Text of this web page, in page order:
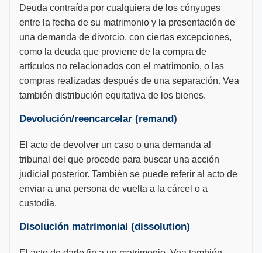
Deuda contraída por cualquiera de los cónyuges
entre la fecha de su matrimonio y la presentación de
una demanda de divorcio, con ciertas excepciones,
como la deuda que proviene de la compra de
artículos no relacionados con el matrimonio, o las
compras realizadas después de una separación. Vea
también distribución equitativa de los bienes.
Devolución/reencarcelar (remand)
El acto de devolver un caso o una demanda al
tribunal del que procede para buscar una acción
judicial posterior. También se puede referir al acto de
enviar a una persona de vuelta a la cárcel o a
custodia.
Disolución matrimonial (dissolution)